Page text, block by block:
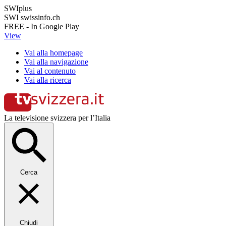
SWIplus
SWI swissinfo.ch
FREE - In Google Play
View
Vai alla homepage
Vai alla navigazione
Vai al contenuto
Vai alla ricerca
La televisione svizzera per l’Italia
Cerca
Chiudi